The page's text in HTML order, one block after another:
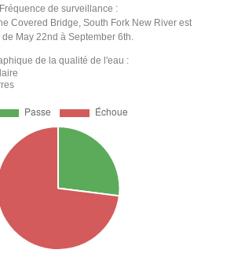
Fréquence de surveillance :
Covered Bridge, South Fork New River est
May 22nd à September 6th.
de la qualité de l'eau :